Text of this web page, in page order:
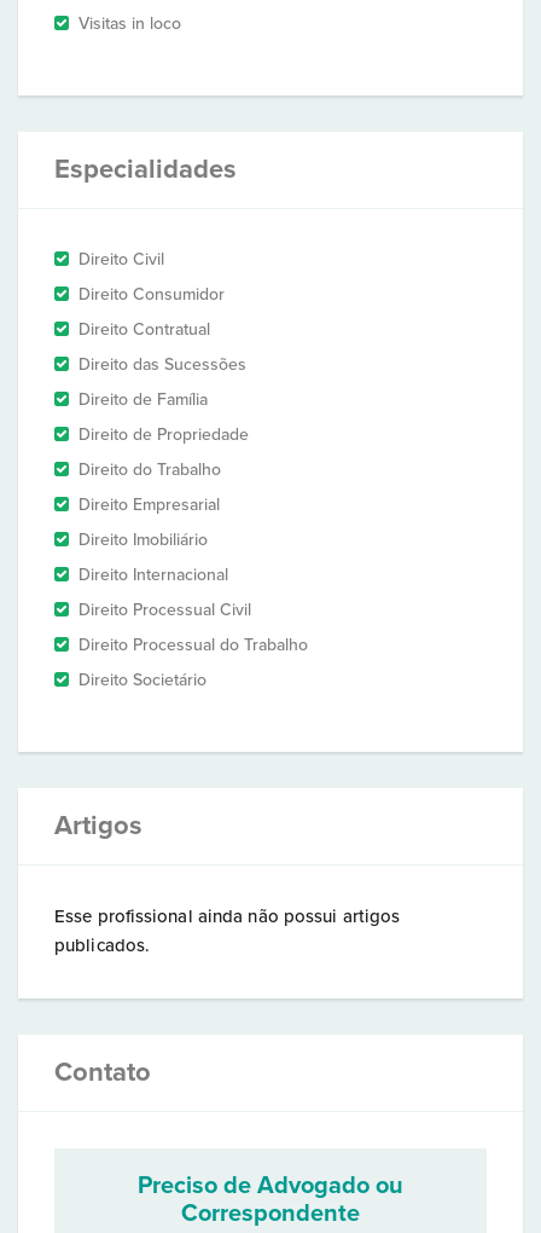
Visitas in loco
Especialidades
Direito Civil
Direito Consumidor
Direito Contratual
Direito das Sucessões
Direito de Família
Direito de Propriedade
Direito do Trabalho
Direito Empresarial
Direito Imobiliário
Direito Internacional
Direito Processual Civil
Direito Processual do Trabalho
Direito Societário
Artigos
Esse profissional ainda não possui artigos
publicados.
Contato
Preciso de Advogado ou
Correspondente